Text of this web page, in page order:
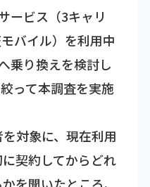
ービス（3キャリ
バイル）を利用中
乗り換えを検討し
って本調査を実施
対象に、現在利用
契約してからどれ